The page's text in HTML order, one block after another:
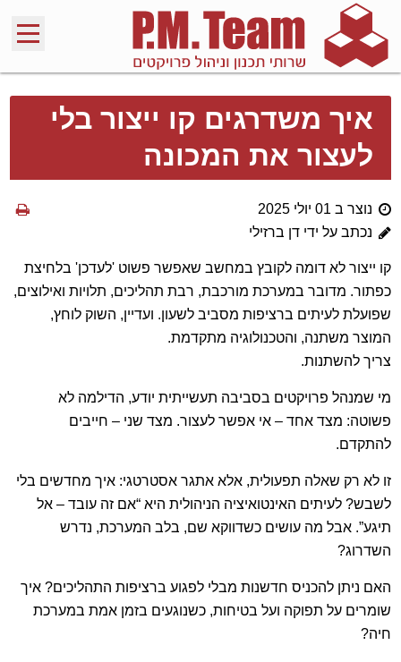
איך משדרגים קו ייצור בלי
לעצור את המכונה
נוצר ב 01 יולי 2025
נכתב על ידי דן ברזילי
קו ייצור לא דומה לקובץ במחשב שאפשר פשוט 'לעדכן' בלחיצת
כפתור. מדובר במערכת מורכבת, רבת תהליכים, תלויות ואילוצים,
שפועלת לעיתים ברציפות מסביב לשעון. ועדיין, השוק לוחץ,
המוצר משתנה, והטכנולוגיה מתקדמת.
צריך להשתנות.
מי שמנהל פרויקטים בסביבה תעשייתית יודע, הדילמה לא
פשוטה: מצד אחד – אי אפשר לעצור. מצד שני – חייבים
להתקדם.
זו לא רק שאלה תפעולית, אלא אתגר אסטרטגי: איך מחדשים בלי
לשבש? לעיתים האינטואיציה הניהולית היא “אם זה עובד – אל
תיגע”. אבל מה עושים כשדווקא שם, בלב המערכת, נדרש
השדרוג?
האם ניתן להכניס חדשנות מבלי לפגוע ברציפות התהליכים? איך
שומרים על תפוקה ועל בטיחות, כשנוגעים בזמן אמת במערכת
חיה?